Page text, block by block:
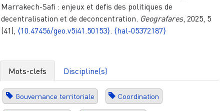
Marrakech-Safi : enjeux et defis des politiques de
decentralisation et de deconcentration. Geografares, 2025, 5
(41), ⟨10.47456/geo.v5i41.50153⟩ ⟨hal-05372187⟩
Mots-clefs Discipline(s)
Gouvernance territoriale Coordination